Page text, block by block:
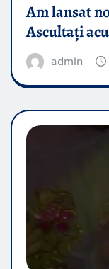
Am lansat
Ascultați
admin